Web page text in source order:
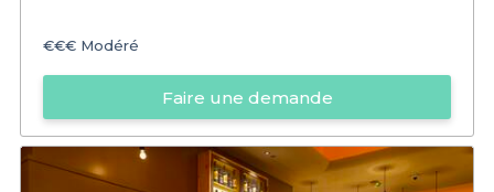
€€€ Modéré
Faire une demande